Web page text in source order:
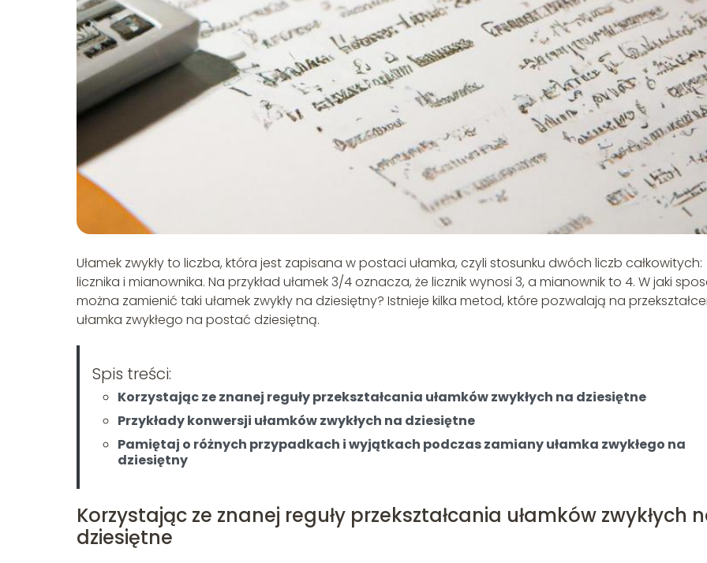
Ułamek zwykły to liczba, która jest zapisana w postaci ułamka, czyli stosunku dwóch liczb całkowitych:
licznika i mianownika. Na przykład ułamek 3/4 oznacza, że licznik wynosi 3, a mianownik to 4. W jaki
można zamienić taki ułamek zwykły na dziesiętny? Istnieje kilka metod, które pozwalają na
ułamka zwykłego na postać dziesiętną.
Spis treści:
Korzystając ze znanej reguły przekształcania ułamków zwykłych na dziesiętne
Przykłady konwersji ułamków zwykłych na dziesiętne
Pamiętaj o różnych przypadkach i wyjątkach podczas zamiany ułamka zwykłego na
dziesiętny
Korzystając ze znanej reguły przekształcania ułamków zwykłych
dziesiętne